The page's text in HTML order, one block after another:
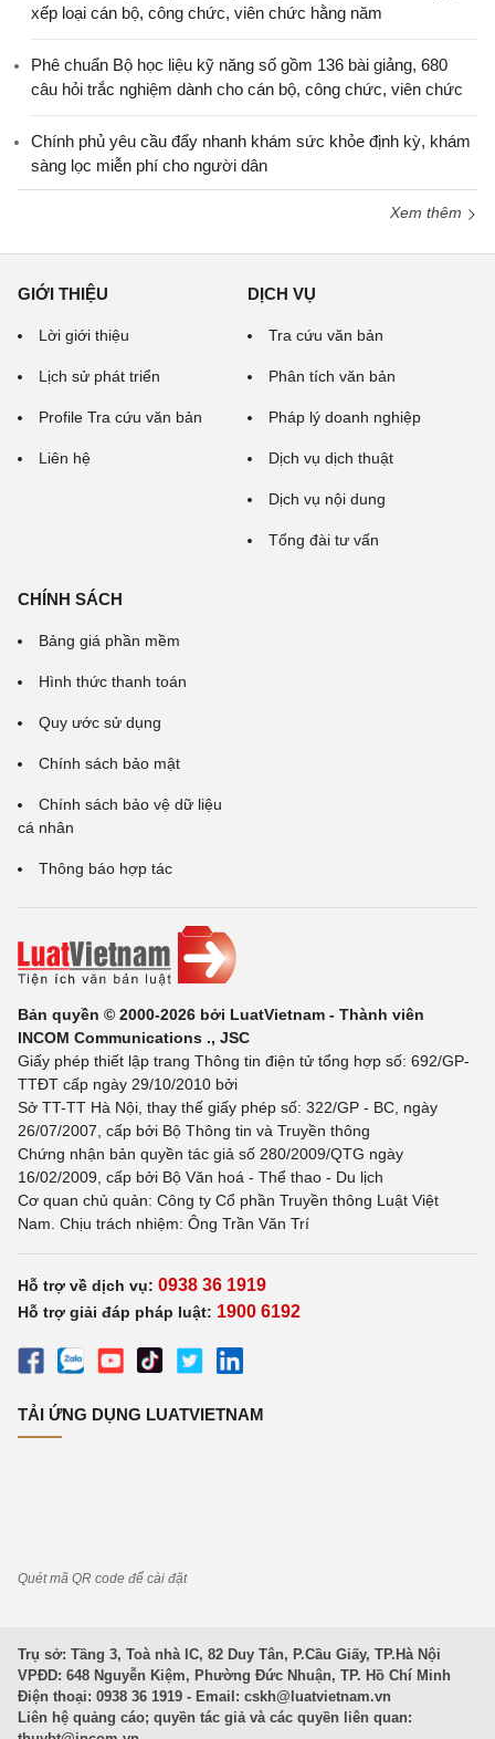
xếp loại cán bộ, công chức, viên chức hằng năm
Phê chuẩn Bộ học liệu kỹ năng số gồm 136 bài giảng, 680
câu hỏi trắc nghiệm dành cho cán bộ, công chức, viên chức
Chính phủ yêu cầu đẩy nhanh khám sức khỏe định kỳ, khám
sàng lọc miễn phí cho người dân
Xem thêm
GIỚI THIỆU
Lời giới thiệu
Lịch sử phát triển
Profile Tra cứu văn bản
Liên hệ
DỊCH VỤ
Tra cứu văn bản
Phân tích văn bản
Pháp lý doanh nghiệp
Dịch vụ dịch thuật
Dịch vụ nội dung
Tổng đài tư vấn
CHÍNH SÁCH
Bảng giá phần mềm
Hình thức thanh toán
Quy ước sử dụng
Chính sách bảo mật
Chính sách bảo vệ dữ liệu
cá nhân
Thông báo hợp tác
Bản quyền © 2000-2026 bởi LuatVietnam - Thành viên
INCOM Communications ., JSC
Giấy phép thiết lập trang Thông tin điện tử tổng hợp số: 692/GP-
TTĐT cấp ngày 29/10/2010 bởi
Sở TT-TT Hà Nội, thay thế giấy phép số: 322/GP - BC, ngày
26/07/2007, cấp bởi Bộ Thông tin và Truyền thông
Chứng nhận bản quyền tác giả số 280/2009/QTG ngày
16/02/2009, cấp bởi Bộ Văn hoá - Thể thao - Du lịch
Cơ quan chủ quản: Công ty Cổ phần Truyền thông Luật Việt
Nam. Chịu trách nhiệm: Ông Trần Văn Trí
Hỗ trợ về dịch vụ: 0938 36 1919
Hỗ trợ giải đáp pháp luật: 1900 6192
TẢI ỨNG DỤNG LUATVIETNAM
Quét mã QR code để cài đặt
Trụ sở: Tầng 3, Toà nhà IC, 82 Duy Tân, P.Cầu Giấy, TP.Hà Nội
VPĐD: 648 Nguyễn Kiệm, Phường Đức Nhuận, TP. Hồ Chí Minh
Điện thoại: 0938 36 1919 - Email: cskh@luatvietnam.vn
Liên hệ quảng cáo; quyền tác giả và các quyền liên quan: